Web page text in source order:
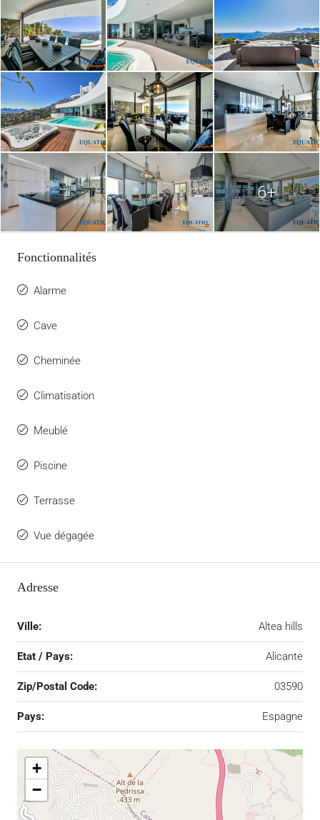
6+
Fonctionnalités
Alarme
Cave
Cheminée
Climatisation
Meublé
Piscine
Terrasse
Vue dégagée
Adresse
Ville: Altea hills
Etat / Pays: Alicante
Zip/Postal Code: 03590
Pays: Espagne
+
−